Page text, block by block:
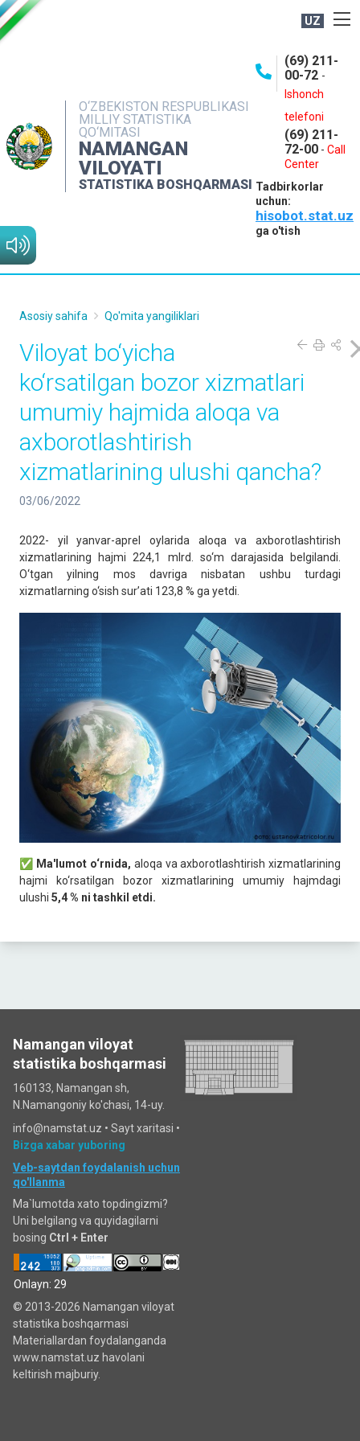
UZ
O‘ZBEKISTON RESPUBLIKASI
MILLIY STATISTIKA
QO‘MITASI
NAMANGAN
VILOYATI
STATISTIKA BOSHQARMASI
(69) 211-
00-72 -
Ishonch
telefoni
(69) 211-
72-00 - Call
Center
Tadbirkorlar
uchun:
hisobot.stat.uz
ga o'tish
NASHRLAR
INTERAKTIV XIZMATLAR
MATBUOT XIZMATI
MUROJAATLAR
Asosiy sahifa Qo'mita yangiliklari
Viloyat bo‘yicha
ko‘rsatilgan bozor xizmatlari
umumiy hajmida aloqa va
axborotlashtirish
xizmatlarining ulushi qancha?
03/06/2022
2022- yil yanvar-aprel oylarida aloqa va axborotlashtirish
xizmatlarining hajmi 224,1 mlrd. so‘m darajasida belgilandi.
O‘tgan yilning mos davriga nisbatan ushbu turdagi
xizmatlarning o‘sish sur’ati 123,8 % ga yetdi.
✅ Ma'lumot o‘rnida, aloqa va axborotlashtirish xizmatlarining
hajmi ko‘rsatilgan bozor xizmatlarining umumiy hajmdagi
ulushi 5,4 % ni tashkil etdi.
Namangan viloyat
statistika boshqarmasi
160133, Namangan sh,
N.Namangoniy ko'chasi, 14-uy.
info@namstat.uz • Sayt xaritasi •
Bizga xabar yuboring
Veb-saytdan foydalanish uchun
qo'llanma
Ma`lumotda xato topdingizmi?
Uni belgilang va quyidagilarni
bosing Ctrl + Enter
Onlayn: 29
© 2013-2026 Namangan viloyat
statistika boshqarmasi
Materiallardan foydalanganda
www.namstat.uz havolani
keltirish majburiy.